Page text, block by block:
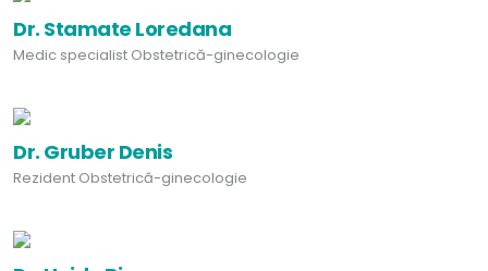
Dr. Stamate Loredana
Medic specialist Obstetrică-ginecologie
Dr. Gruber Denis
Rezident Obstetrică-ginecologie